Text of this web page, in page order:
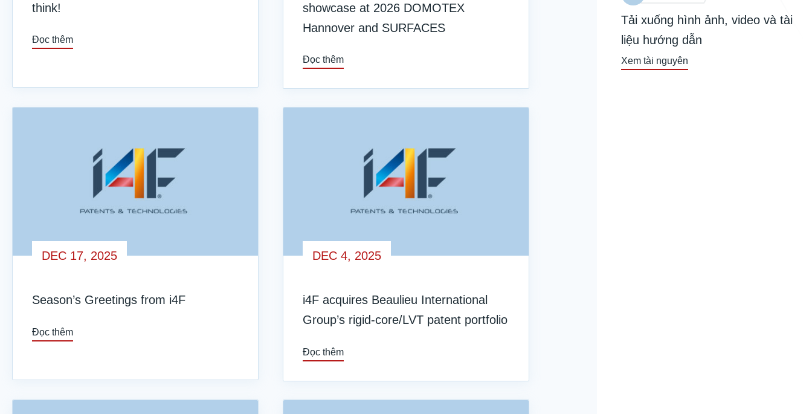
think!
Đọc thêm
showcase at 2026 DOMOTEX
Hannover and SURFACES
Đọc thêm
DEC 17, 2025
Season’s Greetings from i4F
Đọc thêm
DEC 4, 2025
i4F acquires Beaulieu International
Group’s rigid-core/LVT patent portfolio
Đọc thêm
Tải xuống hình ảnh, video và tài
liệu hướng dẫn
Xem tài nguyên